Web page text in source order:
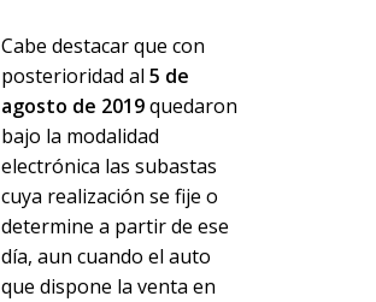
Cabe destacar que con
posterioridad al5 de
agosto de 2019quedaron
bajo la modalidad
electrónica las subastas
cuya realización se fije o
determine a partir de ese
día, aun cuando el auto
que dispone la venta en